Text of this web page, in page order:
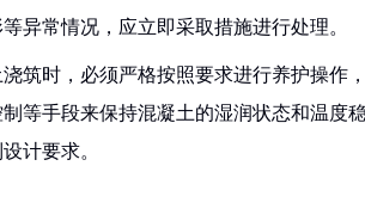
异常情况，应立即采取措施进行处理。
筑时，必须严格按照要求进行养护操作
等手段来保持混凝土的湿润状态和温度
计要求。